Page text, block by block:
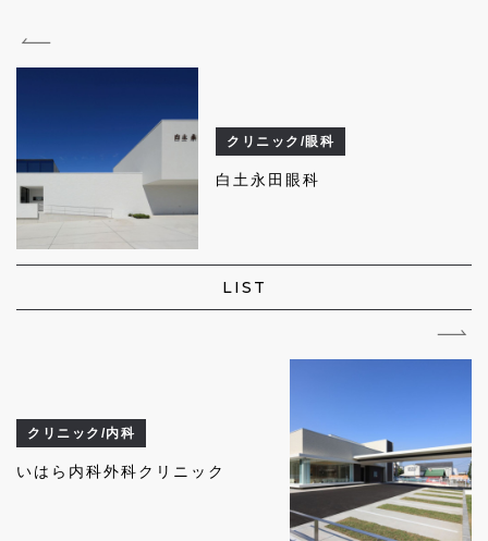
クリニック/眼科
白土永田眼科
LIST
クリニック/内科
いはら内科外科クリニック